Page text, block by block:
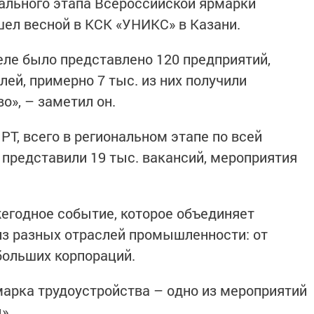
весной в КСК «УНИКС» в Казани.
было представлено 120 предприятий,
примерно 7 тыс. из них получили
– заметил он.
всего в региональном этапе по всей
19 тыс. вакансий, мероприятия
событие, которое объединяет
разных отраслей промышленности: от
корпораций.
трудоустройства – одно из мероприятий